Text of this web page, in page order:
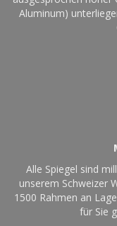
Aluminum)
Alle Spiegel sind
unserem Schweizer
1500 Rahmen an
für Sie